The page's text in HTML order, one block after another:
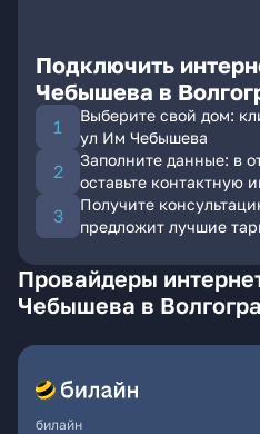
Подключить
Чебышева в
Выберите свой дом:
ул Им Чебышева
Заполните данные: в
оставьте контактную
Получите
предложит лучшие
Провайдеры
Чебышева в
билайн